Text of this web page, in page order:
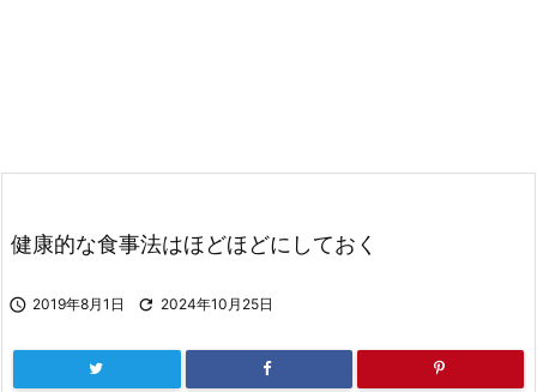
健康的な食事法はほどほどにしておく
 2019年8月1日  2024年10月25日